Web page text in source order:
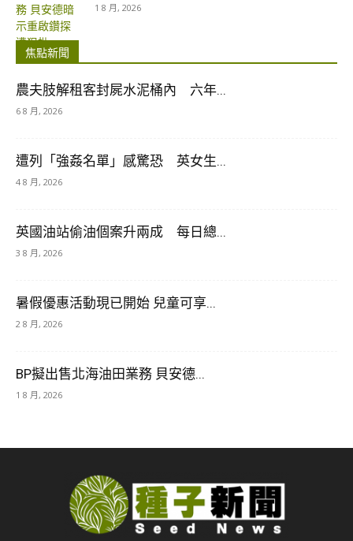
1 8 月, 2026
焦點新聞
農夫肢解租客封屍水泥桶內 六年...
6 8 月, 2026
遭列「強姦名單」感驚恐 英女生...
4 8 月, 2026
英國油站偷油個案升兩成 每日總...
3 8 月, 2026
暑假優惠活動現已開始 兒童可享...
2 8 月, 2026
BP擬出售北海油田業務 貝安德...
1 8 月, 2026